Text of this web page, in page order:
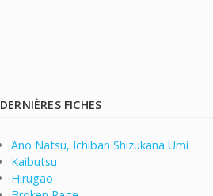
DERNIÈRES FICHES
Ano Natsu, Ichiban Shizukana Umi
Kaibutsu
Hirugao